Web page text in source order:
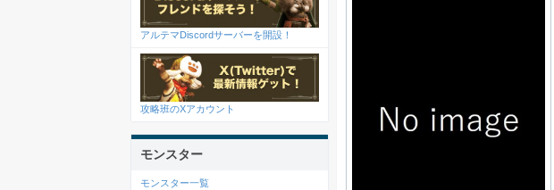
アルテマDiscordサーバーを開設！
攻略班のXアカウント
モンスター
モンスター一覧